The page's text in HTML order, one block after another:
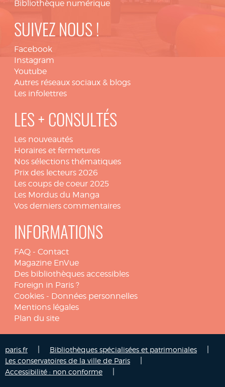
Bibliothèque numérique
SUIVEZ NOUS !
Facebook
Instagram
Youtube
Autres réseaux sociaux & blogs
Les infolettres
LES + CONSULTÉS
Les nouveautés
Horaires et fermetures
Nos sélections thématiques
Prix des lecteurs 2026
Les coups de coeur 2025
Les Mordus du Manga
Vos derniers commentaires
INFORMATIONS
FAQ - Contact
Magazine EnVue
Des bibliothèques accessibles
Foreign in Paris ?
Cookies - Données personnelles
Mentions légales
Plan du site
paris.fr Bibliothèques spécialisées et patrimoniales
Les conservatoires de la ville de Paris
Accessibilité : non conforme